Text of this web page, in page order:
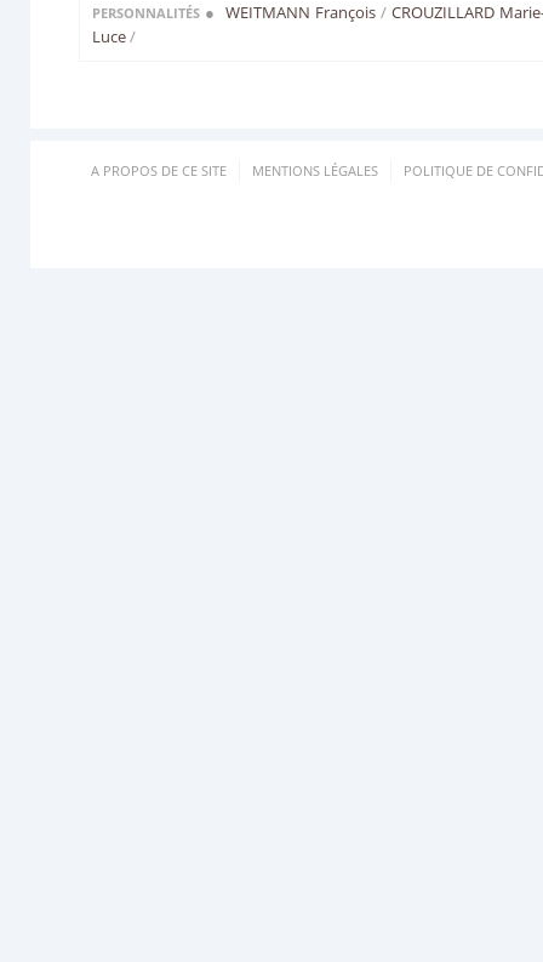
PERSONNALITÉS ● WEITMANN François /CROUZILLARD
Luce/
A PROPOS DE CE SITE MENTIONS LÉGALES POLITIQUE DE